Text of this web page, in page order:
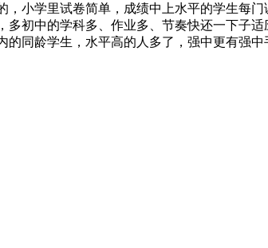
小学里试卷简单，成绩中上水平的学生每
多初中的学科多、作业多、节奏快还一下子
同龄学生，水平高的人多了，强中更有强中